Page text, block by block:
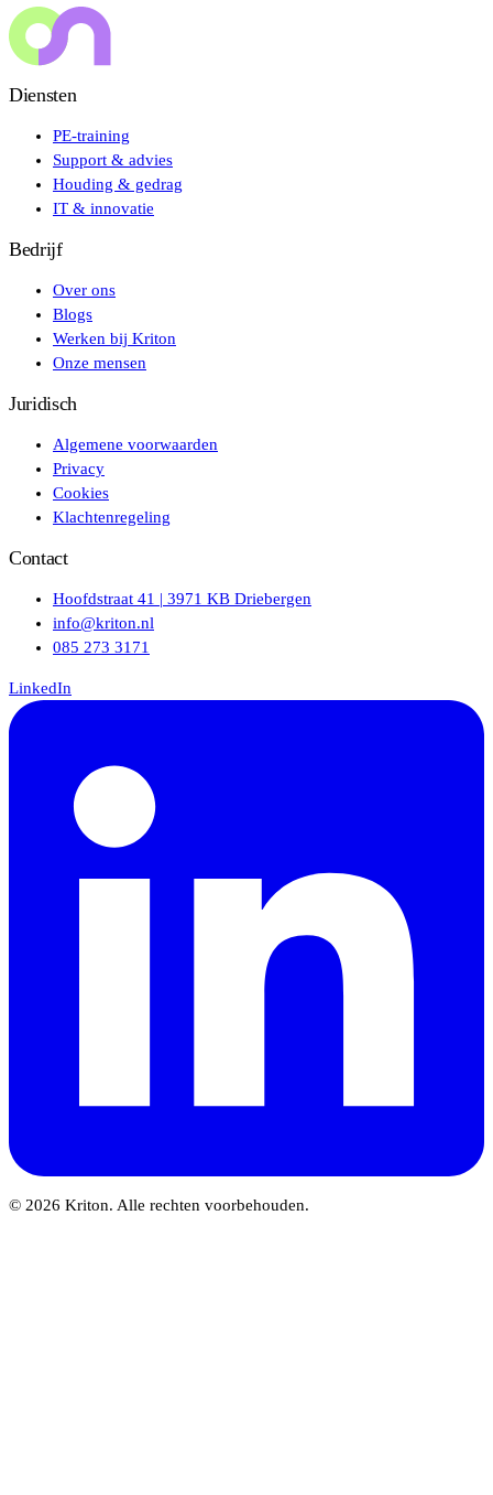
Diensten
PE-training
Support & advies
Houding & gedrag
IT & innovatie
Bedrijf
Over ons
Blogs
Werken bij Kriton
Onze mensen
Juridisch
Algemene voorwaarden
Privacy
Cookies
Klachtenregeling
Contact
Hoofdstraat 41 | 3971 KB Driebergen
info@kriton.nl
085 273 3171
LinkedIn
© 2026 Kriton. Alle rechten voorbehouden.